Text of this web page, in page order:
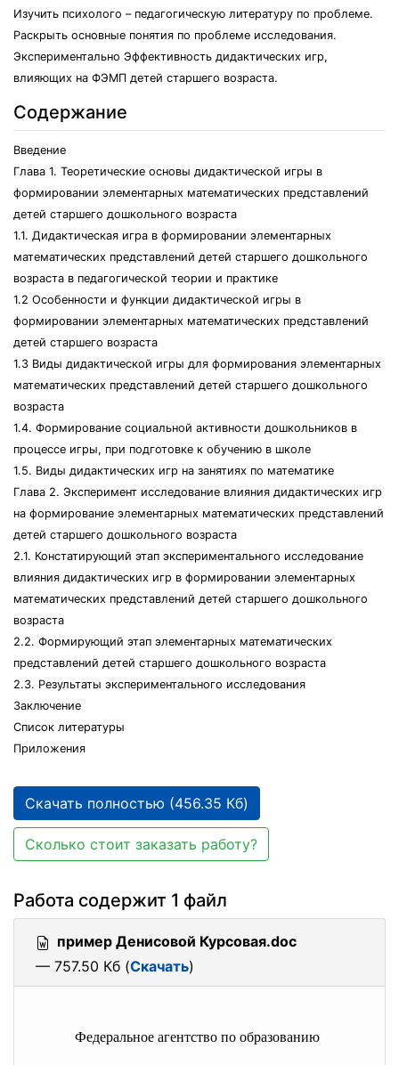
Изучить психолого – педагогическую литературу по проблеме.
Раскрыть основные понятия по проблеме исследования.
Экспериментально Эффективность дидактических игр,
влияющих на ФЭМП детей старшего возраста.
Содержание
Введение
Глава 1. Теоретические основы дидактической игры в
формировании элементарных математических представлений
детей старшего дошкольного возраста
1.1. Дидактическая игра в формировании элементарных
математических представлений детей старшего дошкольного
возраста в педагогической теории и практике
1.2 Особенности и функции дидактической игры в
формировании элементарных математических представлений
детей старшего возраста
1.3 Виды дидактической игры для формирования элементарных
математических представлений детей старшего дошкольного
возраста
1.4. Формирование социальной активности дошкольников в
процессе игры, при подготовке к обучению в школе
1.5. Виды дидактических игр на занятиях по математике
Глава 2. Эксперимент исследование влияния дидактических игр
на формирование элементарных математических представлений
детей старшего дошкольного возраста
2.1. Констатирующий этап экспериментального исследование
влияния дидактических игр в формировании элементарных
математических представлений детей старшего дошкольного
возраста
2.2. Формирующий этап элементарных математических
представлений детей старшего дошкольного возраста
2.3. Результаты экспериментального исследования
Заключение
Список литературы
Приложения
Скачать полностью (456.35 Кб)
Сколько стоит заказать работу?
Работа содержит 1 файл
пример Денисовой Курсовая.doc
— 757.50 Кб (Скачать)
Федеральное агентство по образованию